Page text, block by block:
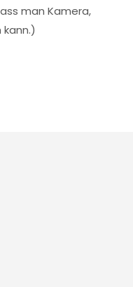
man Kamera,